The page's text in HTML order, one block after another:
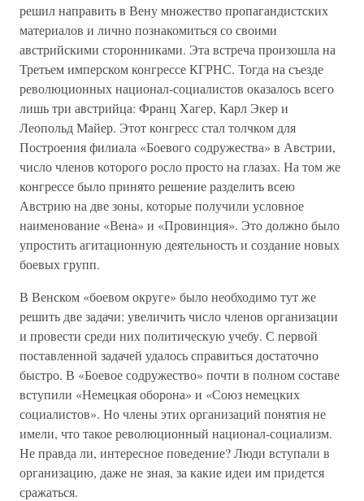
решил направить в Вену множество пропагандистских
материалов и лично познакомиться со своими
австрийскими сторонниками. Эта встреча произошла на
Третьем имперском конгрессе КГРНС. Тогда на съезде
революционных национал-социалистов оказалось всего
лишь три австрийца: Франц Хагер, Карл Экер и
Леопольд Майер. Этот конгресс стал толчком для
Построения филиала «Боевого содружества» в Австрии,
число членов которого росло просто на глазах. На том же
конгрессе было принято решение разделить всею
Австрию на две зоны, которые получили условное
наименование «Вена» и «Провинция». Это должно было
упростить агитационную деятельность и создание новых
боевых групп.
В Венском «боевом округе» было необходимо тут же
решить две задачи: увеличить число членов организации
и провести среди них политическую учебу. С первой
поставленной задачей удалось справиться достаточно
быстро. В «Боевое содружество» почти в полном составе
вступили «Немецкая оборона» и «Союз немецких
социалистов». Но члены этих организаций понятия не
имели, что такое революционный национал-социализм.
Не правда ли, интересное поведение? Люди вступали в
организацию, даже не зная, за какие идеи им придется
сражаться.